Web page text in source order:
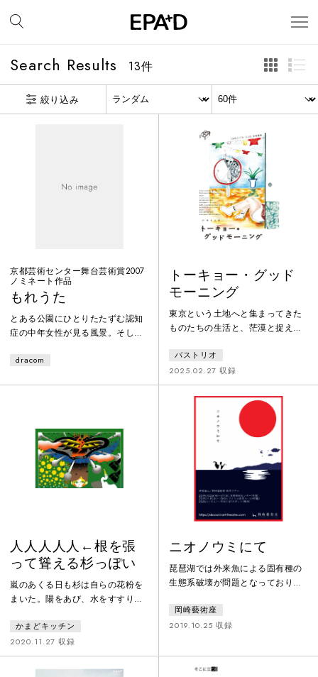
Search Results 13件
絞り込み
京都芸術センター舞台芸術賞2007
ノミネート作品
もれうた
とある公園にひとりたたずむ認知
症の中年女性が見る風景。そして
の鼻歌。それは現実の出来事か、
像か。録音された俳優の台詞はす
ンスの大半にはズレ（時差）があ
り、過去の声と現在の身体が交差
する舞台を見つめる観客にとって
も不思議な鑑賞体験となる。
dracom
トーキョー・グッド
モーニング
東京という土地へと集まってきた
ものたちの生活と、茫漠と捉えら
集めます。映画館のスクリーンに
現れる光と影が明滅するように、
去っていくものと残るものとが交
差する一日一日。生の曖昧さを強
く肯定するミニマルな運動と、変
化する社会の中で意味など必要な
く確かに存在することを見つめた
身体と言葉と音楽によって、この
瞬間の“トーキョー”をスケッチし
て描き出すライブパフォーマン
バストリオ
2025.02.27 収録
人人人人人←根を張
って聳える杉っぽい
嵐のあくる日も杉は自らの花粉を
まいた。陽をあび、水をすすり、
いのだ。それが彼らの生活だか
ら。自然と暮らしを独自観点で描
く、かまどキッチンの『生活感演
劇』。
かまどキッチン
2020.11.27 収録
ニオノウミにて
琵琶湖では外来魚による固有種の
生態系破壊が問題となっており、
止され、湖周辺の釣りスポットに
「外来魚回収BOX」なるゴミ箱が
の3割はこのBOXを生き物の命を粗
末にする行為だと反対し、外来魚
岡崎藝術座
2019.10.25 収録